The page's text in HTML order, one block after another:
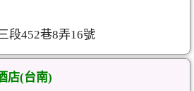
段452巷8弄16號
店(台南)